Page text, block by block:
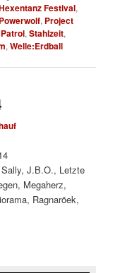
Festival,
Powerwolf, Project
,Stahlzeit,
,Welle:Erdball
J.B.O., Letzte
Megaherz,
Ragnaröek,